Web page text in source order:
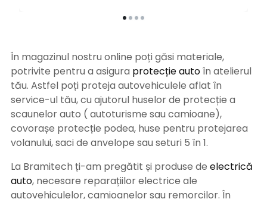
În magazinul nostru online poți găsi materiale,
potrivite pentru a asigura protecție autoîn atelierul
tău. Astfel poți proteja autovehiculele aflat în
service-ul tău, cu ajutorul huselor de protecție a
scaunelor auto ( autoturisme sau camioane),
covorașe protecție podea, huse pentru protejarea
volanului, saci de anvelope sau seturi 5 în 1.
La Bramitech ți-am pregătit și produse de electrică
auto, necesare reparațiilor electrice ale
autovehiculelor, camioanelor sau remorcilor. În